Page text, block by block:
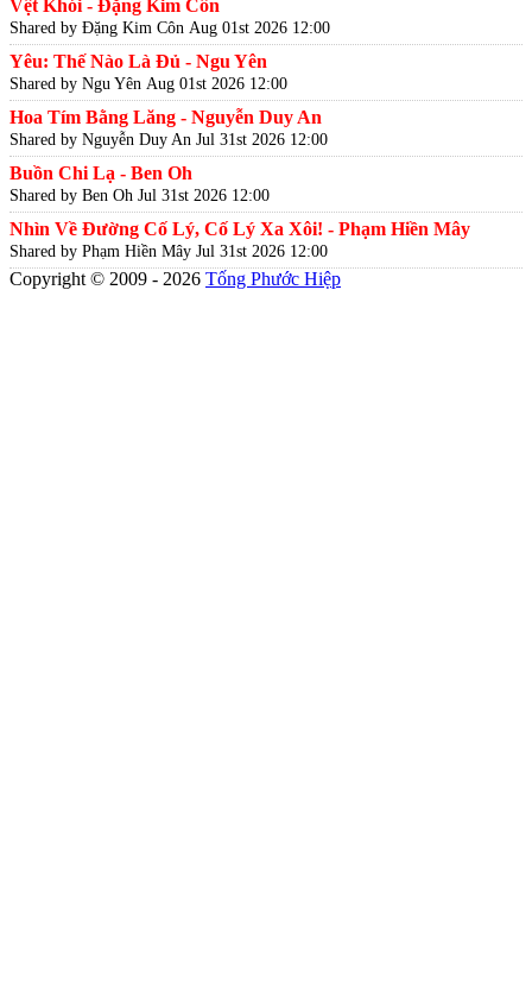
Vệt Khói - Đặng Kim Côn
Shared by Đặng Kim Côn Aug 01st 2026 12:00
Yêu: Thế Nào Là Đủ - Ngu Yên
Shared by Ngu Yên Aug 01st 2026 12:00
Hoa Tím Bằng Lăng - Nguyễn Duy An
Shared by Nguyễn Duy An Jul 31st 2026 12:00
Buồn Chi Lạ - Ben Oh
Shared by Ben Oh Jul 31st 2026 12:00
Nhìn Về Đường Cố Lý, Cố Lý Xa Xôi! - Phạm Hiền Mây
Shared by Phạm Hiền Mây Jul 31st 2026 12:00
Copyright © 2009 - 2026 Tống Phước Hiệp